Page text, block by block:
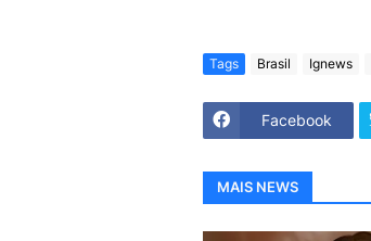
Tags Brasil Ignews
Facebook
MAIS NEWS